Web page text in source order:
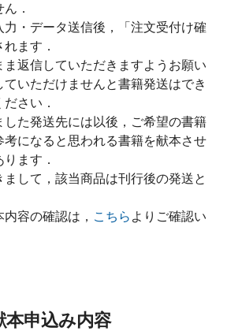
．
・データ送信後，「注文受付け確
ます．
ま返信していただきますようお願い
いただけませんと書籍発送はでき
さい．
た発送先には以後，ご希望の書籍
考になると思われる書籍を献本させ
ます．
して，該当商品は刊行後の発送と
容の確認は， こちら よりご確認い
本申込み内容